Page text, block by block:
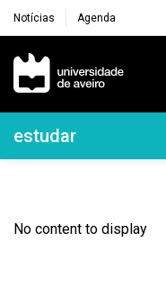
Notícias Agenda
Navegação
Navegação
estudar
No content to display